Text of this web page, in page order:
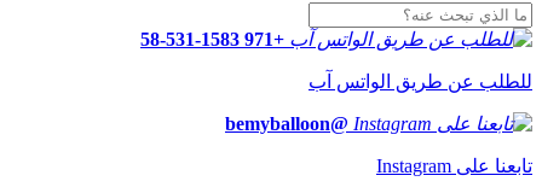
+971 58-531-1583
للطلب عن طريق الواتس آب
@bemyballoon
تابعنا على Instagram